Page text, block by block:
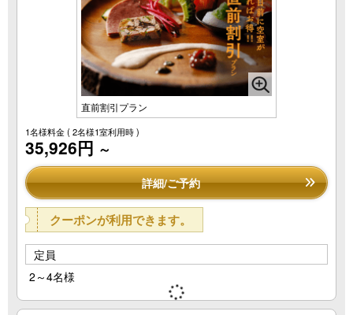
直前割引プラン
1名様料金( 2名様1室利用時 )
35,926円 ～
詳細/ご予約
クーポンが利用できます。
定員
2～4名様